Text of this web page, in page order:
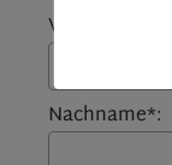
Vorname*:
Nachname*: